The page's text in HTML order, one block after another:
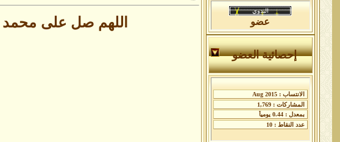
عضو
إحصائية العضو
اللهم صل على محمد